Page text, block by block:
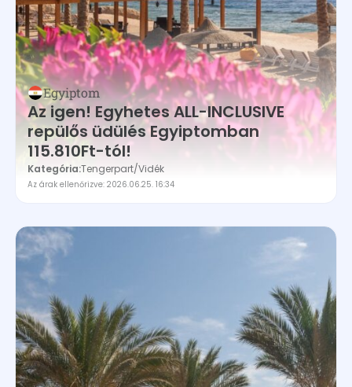
Egyiptom
Az igen! Egyhetes ALL-INCLUSIVE
repülős üdülés Egyiptomban
115.810Ft-tól!
Kategória:Tengerpart/Vidék
Az árak ellenőrizve: 2026.06.25. 16:34